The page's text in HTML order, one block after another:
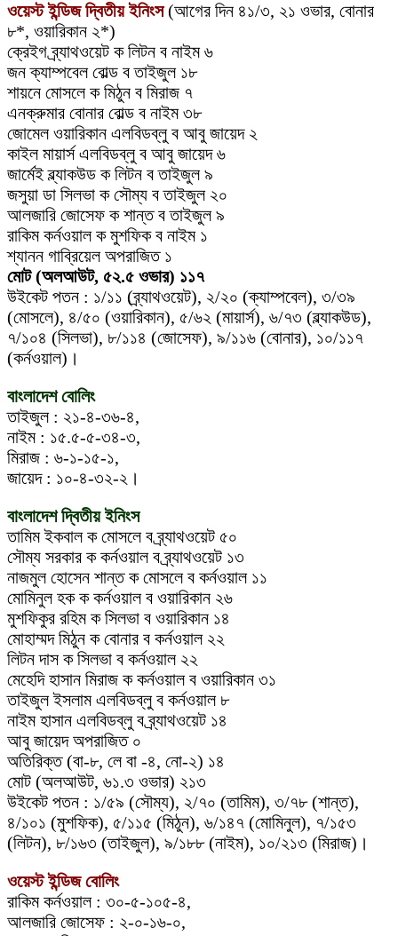
ওয়েস্ট ইন্ডিজ দ্বিতীয় ইনিংস(আগের দিন ৪১/৩, ২১ ওভার, বোনার
৮*, ওয়ারিকান ২*)
ক্রেইগ ব্র্যাথওয়েট ক লিটন ব নাইম ৬
জন ক্যাম্পবেল বোল্ড ব তাইজুল ১৮
শায়নে মোসলে ক মিঠুন ব মিরাজ ৭
এনক্রুমার বোনার বোল্ড ব নাইম ৩৮
জোমেল ওয়ারিকান এলবিডব্লু ব আবু জায়েদ ২
কাইল মায়ার্স এলবিডব্লু ব আবু জায়েদ ৬
জার্মেই ব্ল্যাকউড ক লিটন ব তাইজুল ৯
জসুয়া ডা সিলভা ক সৌম্য ব তাইজুল ২০
আলজারি জোসেফ ক শান্ত ব তাইজুল ৯
রাকিম কর্নওয়াল ক মুশফিক ব নাইম ১
শ্যানন গাব্রিয়েল অপরাজিত ১
মোট (অলআউট, ৫২.৫ ওভার) ১১৭
উইকেট পতন : ১/১১ (ব্র্যাথওয়েট), ২/২০ (ক্যাম্পবেল), ৩/৩৯
(মোসলে), ৪/৫০ (ওয়ারিকান), ৫/৬২ (মায়ার্স), ৬/৭৩ (ব্ল্যাকউড),
৭/১০৪ (সিলভা), ৮/১১৪ (জোসেফ), ৯/১১৬ (বোনার), ১০/১১৭
(কর্নওয়াল)।
বাংলাদেশ বোলিং
তাইজুল : ২১-৪-৩৬-৪,
নাইম : ১৫.৫-৫-৩৪-৩,
মিরাজ : ৬-১-১৫-১,
জায়েদ : ১০-৪-৩২-২।
বাংলাদেশ দ্বিতীয় ইনিংস
তামিম ইকবাল ক মোসলে ব ব্র্যাথওয়েট ৫০
সৌম্য সরকার ক কর্নওয়াল ব ব্র্যাথওয়েট ১৩
নাজমুল হোসেন শান্ত ক মোসলে ব কর্নওয়াল ১১
মোমিনুল হক ক কর্নওয়াল ব ওয়ারিকান ২৬
মুশফিকুর রহিম ক সিলভা ব ওয়ারিকান ১৪
মোহাম্মদ মিঠুন ক বোনার ব কর্নওয়াল ২২
লিটন দাস ক সিলভা ব কর্নওয়াল ২২
মেহেদি হাসান মিরাজ ক কর্নওয়াল ব ওয়ারিকান ৩১
তাইজুল ইসলাম এলবিডব্লু ব কর্নওয়াল ৮
নাইম হাসান এলবিডব্লু ব ব্র্যাথওয়েট ১৪
আবু জায়েদ অপরাজিত ০
অতিরিক্ত (বা-৮, লে বা -৪, নো-২) ১৪
মোট (অলআউট, ৬১.৩ ওভার) ২১৩
উইকেট পতন : ১/৫৯ (সৌম্য), ২/৭০ (তামিম), ৩/৭৮ (শান্ত),
৪/১০১ (মুশফিক), ৫/১১৫ (মিঠুন), ৬/১৪৭ (মোমিনুল), ৭/১৫৩
(লিটন), ৮/১৬৩ (তাইজুল), ৯/১৮৮ (নাইম), ১০/২১৩ (মিরাজ)।
ওয়েস্ট ইন্ডিজ বোলিং
রাকিম কর্নওয়াল : ৩০-৫-১০৫-৪,
আলজারি জোসেফ : ২-০-১৬-০,